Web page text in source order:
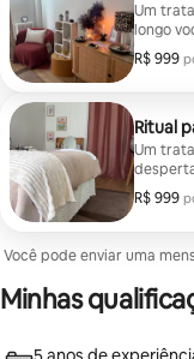
Um
longo
sua
R$ 999
R$ 999
,
Ritual
Um
brilho
R$ 999
R$ 999
,
Você pode enviar uma
Minhas